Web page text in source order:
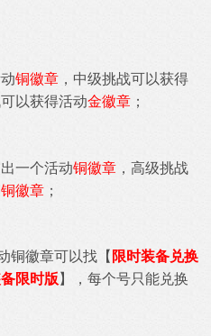
铜徽章 ，中级挑战可以获得
可以获得活动金徽章 ；
一个活动铜徽章 ，高级挑战
铜徽章 ；
铜徽章可以找【 限时装备兑换
限时版 】，每个号只能兑换